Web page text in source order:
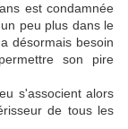
est condamnée
peu plus dans le
désormais besoin
son pire
s'associent alors
de tous les